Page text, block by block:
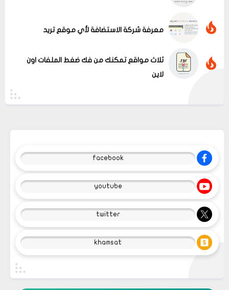
معرفة شركة الاستضافة لأي موقع تريد
ثلاث مواقع تمكنك من فك ضغط الملفات اون
لاين
facebook
youtube
twitter
khamsat